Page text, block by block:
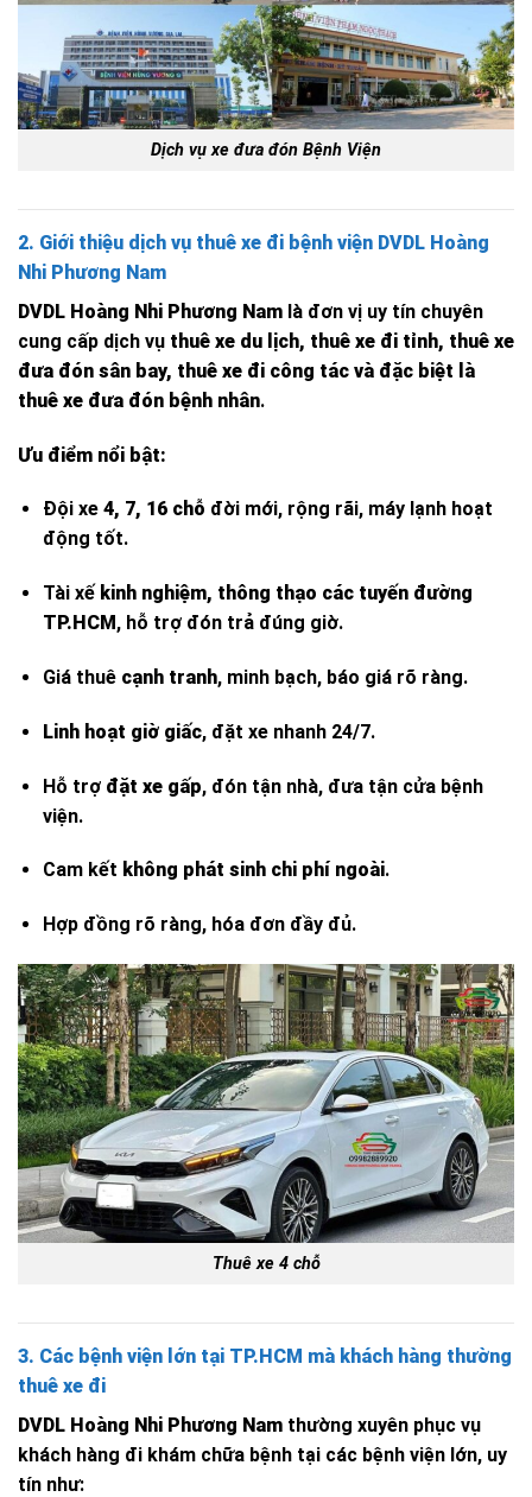
Dịch vụ xe đưa đón Bệnh Viện
2. Giới thiệu dịch vụ thuê xe đi bệnh viện DVDL Hoàng
Nhi Phương Nam
DVDL Hoàng Nhi Phương Nam là đơn vị uy tín chuyên
cung cấp dịch vụ thuê xe du lịch, thuê xe đi tỉnh, thuê xe
đưa đón sân bay, thuê xe đi công tác và đặc biệt là
thuê xe đưa đón bệnh nhân.
Ưu điểm nổi bật:
Đội xe 4, 7, 16 chỗ đời mới, rộng rãi, máy lạnh hoạt
động tốt.
Tài xế kinh nghiệm, thông thạo các tuyến đường
TP.HCM , hỗ trợ đón trả đúng giờ.
Giá thuê cạnh tranh, minh bạch, báo giá rõ ràng.
Linh hoạt giờ giấc, đặt xe nhanh 24/7.
Hỗ trợ đặt xe gấp, đón tận nhà, đưa tận cửa bệnh
viện.
Cam kết không phát sinh chi phí ngoài.
Hợp đồng rõ ràng, hóa đơn đầy đủ.
Thuê xe 4 chỗ
3. Các bệnh viện lớn tại TP.HCM mà khách hàng thường
thuê xe đi
DVDL Hoàng Nhi Phương Nam thường xuyên phục vụ
khách hàng đi khám chữa bệnh tại các bệnh viện lớn, uy
tín như: